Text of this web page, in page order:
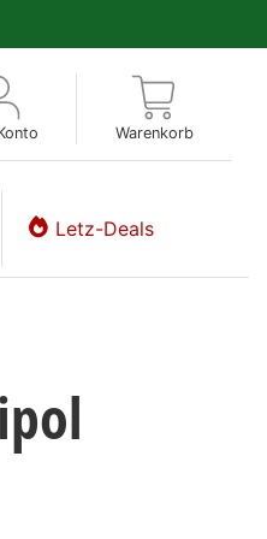
Warenkorb
Letz-Deals